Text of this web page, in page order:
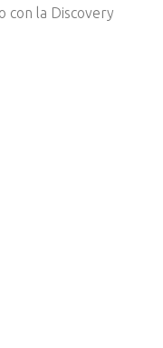
con la Discovery